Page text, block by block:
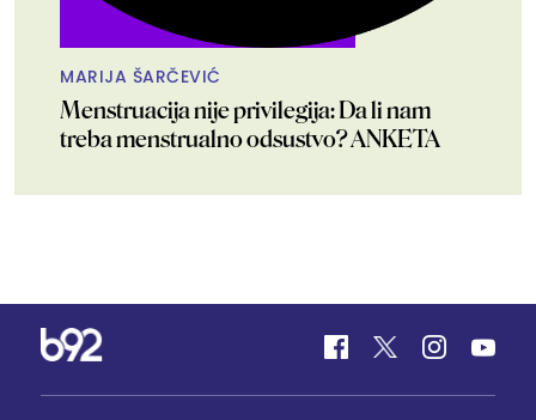
MARIJA ŠARČEVIĆ
Menstruacija nije privilegija: Da li nam
treba menstrualno odsustvo? ANKETA